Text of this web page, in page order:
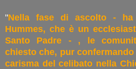
"Nella fase di ascolto -
Hummes, che è un
Santo Padre - , le
chiesto che, pur
carisma del celibato nella